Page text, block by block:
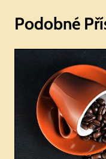
Podobné